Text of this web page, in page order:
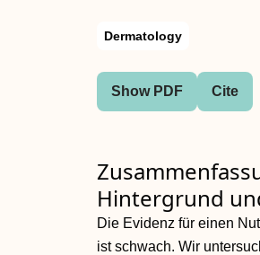
Dermatology
Show PDF Cite
Hintergrund
Die Evidenz für einen
ist schwach. Wir